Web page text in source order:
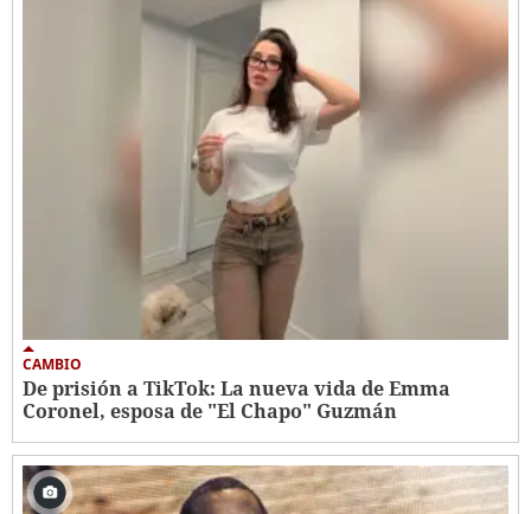
CAMBIO
De prisión a TikTok: La nueva vida de Emma
Coronel, esposa de "El Chapo" Guzmán